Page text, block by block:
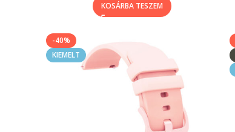
KOSÁRBA TESZEM
-40%
KIEMELT